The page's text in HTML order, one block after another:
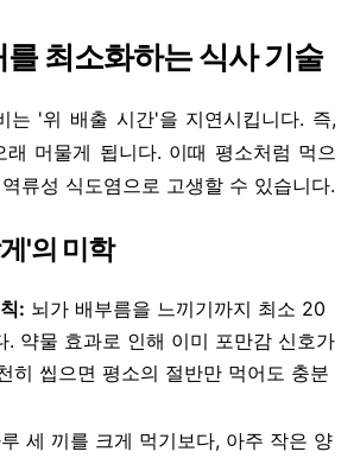
최소화하는 식사 기술
는 '위 배출 시간'을 지연시킵니다. 즉,
머물게 됩니다. 이때 평소처럼 먹으
류성 식도염으로 고생할 수 있습니다.
'의 미학
: 뇌가 배부름을 느끼기까지 최소 20
. 약물 효과로 인해 이미 포만감 신호가
히 씹으면 평소의 절반만 먹어도 충분
세 끼를 크게 먹기보다, 아주 작은 양